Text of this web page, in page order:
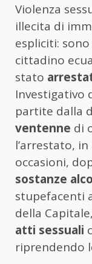
Violenza
illecita di
espliciti:
cittadino
stato
Investigativo
partite dalla
ventenne di
l’arrestato,
occasioni,
sostanze
stupefacenti
della
atti sessuali
riprendendo